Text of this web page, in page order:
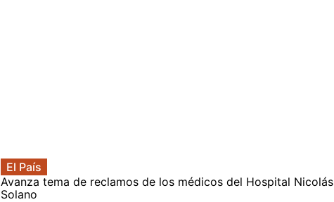
El País
Avanza tema de reclamos de los médicos del Hospital Nicolás
Solano